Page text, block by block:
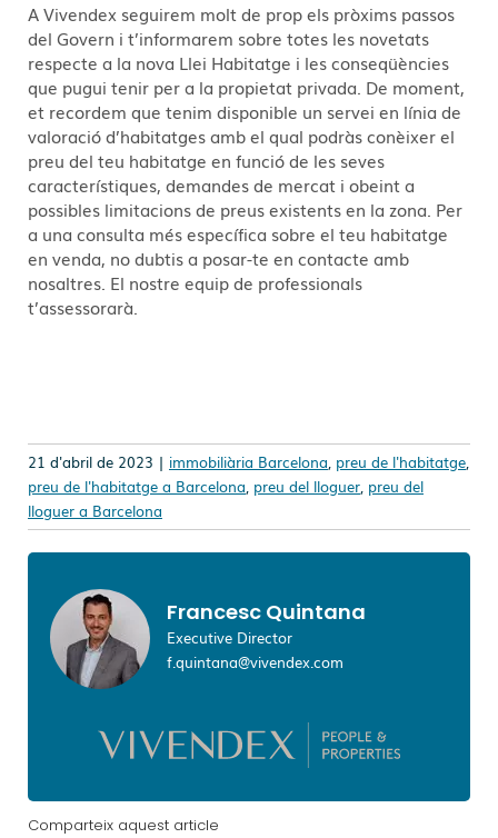
A Vivendex seguirem molt de prop els pròxims passos
del Govern i t’informarem sobre totes les novetats
respecte a la nova Llei Habitatge i les conseqüències
que pugui tenir per a la propietat privada. De moment,
et recordem que tenim disponible un servei en línia de
valoració d’habitatges amb el qual podràs conèixer el
preu del teu habitatge en funció de les seves
característiques, demandes de mercat i obeint a
possibles limitacions de preus existents en la zona. Per
a una consulta més específica sobre el teu habitatge
en venda, no dubtis a posar-te en contacte amb
nosaltres. El nostre equip de professionals
t’assessorarà.
21 d'abril de 2023 | immobiliària Barcelona, preu de l'habitatge,
preu de l'habitatge a Barcelona, preu del lloguer, preu del
lloguer a Barcelona
Francesc Quintana
Executive Director
f.quintana@vivendex.com
Comparteix aquest article